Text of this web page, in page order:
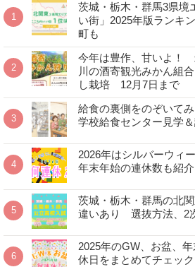
茨城・栃木・群馬3県境
い街」2025年版ランキ
町も
今年は豊作、甘いよ
川の酒寄観光みかん組
し栽培 12月7日まで
給食の裏側をのぞいて
学校給食センター見学
2026年はシルバーウィ
年末年始の連休数も紹
茨城・栃木・群馬の北
違いあり 選抜方法、2
2025年のGW、お盆、
休日をまとめてチェッ